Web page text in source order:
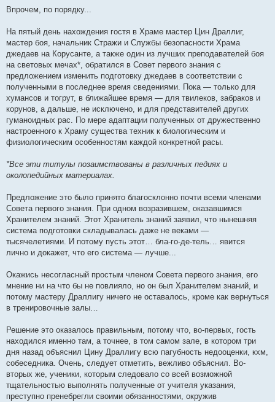
Впрочем, по порядку...
На пятый день нахождения гостя в Храме мастер Цин Драллиг,
мастер боя, начальник Стражи и Службы безопасности Храма
джедаев на Корусанте, а также один из лучших преподавателей боя
на световых мечах*, обратился в Совет первого знания с
предложением изменить подготовку джедаев в соответствии с
полученными в последнее время сведениями. Пока — только для
хумансов и тогрут, в ближайшее время — для твилеков, забраков и
корунов, а дальше, не исключено, и для представителей других
гуманоидных рас. По мере адаптации полученных от дружественно
настроенного к Храму существа техник к биологическим и
физиологическим особенностям каждой конкретной расы.
*Все эти титулы позаимствованы в различных педиях и
околопедийных материалах.
Предложение это было принято благосклонно почти всеми членами
Совета первого знания. При одном возразившем, оказавшимся
Хранителем знаний. Этот Хранитель знаний заявил, что нынешняя
система подготовки складывалась даже не веками —
тысячелетиями. И потому пусть этот… бла-го-де-тель… явится
лично и докажет, что его система — лучше...
Окажись несогласный простым членом Совета первого знания, его
мнение ни на что бы не повлияло, но он был Хранителем знаний, и
потому мастеру Драллигу ничего не оставалось, кроме как вернуться
в тренировочные залы…
Решение это оказалось правильным, потому что, во-первых, гость
находился именно там, а точнее, в том самом зале, в котором три
дня назад объяснил Цину Драллигу всю пагубность недооценки, кхм,
собеседника. Очень, следует отметить, вежливо объяснил. Во-
вторых же, ученики, которым следовало со всей возможной
тщательностью выполнять полученные от учителя указания,
преступно пренебрегли своими обязанностями, окружив